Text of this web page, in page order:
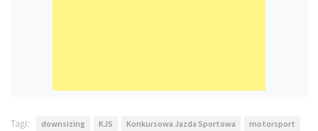
Tagi: downsizing KJS Konkursowa Jazda Sportowa
motorsport